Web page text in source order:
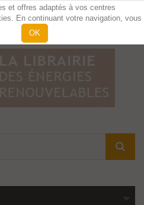
Contactez-nous
et offres adaptés à vos centres
En continuant votre navigation, vous
OK